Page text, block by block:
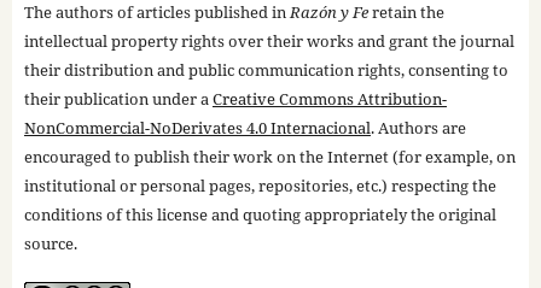
The authors of articles published inRazón y Feretain the
intellectual property rights over their works and grant the journal
their distribution and public communication rights, consenting to
their publication under aCreative Commons Attribution-
NonCommercial-NoDerivates 4.0 Internacional. Authors are
encouraged to publish their work on the Internet (for example, on
institutional or personal pages, repositories, etc.) respecting the
conditions of this license and quoting appropriately the original
source.